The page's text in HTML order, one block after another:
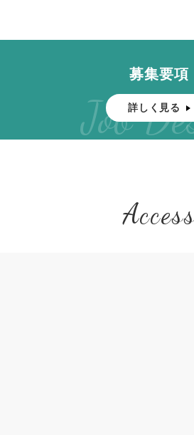
Job
募集要項
詳しく見る